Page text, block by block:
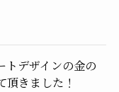
トデザインの金の
きました！